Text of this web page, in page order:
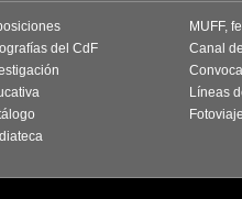
del CdF
MUFF,
Canal
Líneas